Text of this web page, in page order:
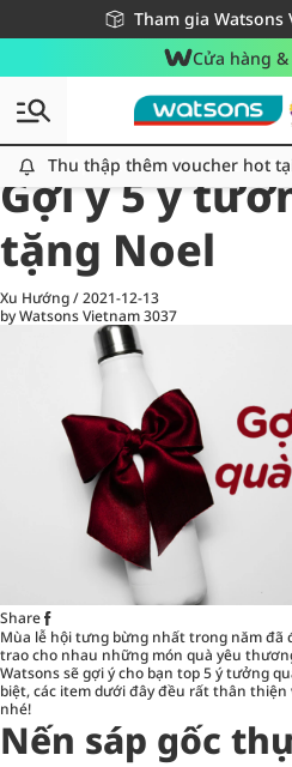
Tham gia Watsons
Miễn phí giao hàng
Giao hàng nhanh 24h - Áp
Cửa hàng
Thu thập thêm voucher hot
All
Chăm Sóc Cá Nhân
Gợi ý 5 ý
tặng Noel
Xu Hướng/2021-12-13
by Watsons Vietnam3037
Share
Mùa lễ hội tưng bừng nhất trong năm đã
trao cho nhau những món quà yêu
Watsons sẽ gợi ý cho bạn top 5 ý tưởng
biệt, các item dưới đây đều rất thân
nhé!
Nến sáp gốc